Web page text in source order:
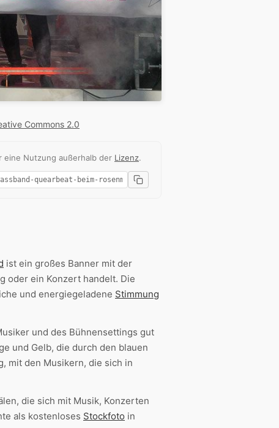
Commons 2.0
eine Nutzung außerhalb der Lizenz.
ist ein großes Banner mit der
oder ein Konzert handelt. Die
und energiegeladene Stimmung
und des Bühnensettings gut
und Gelb, die durch den blauen
mit den Musikern, die sich in
die sich mit Musik, Konzerten
als kostenloses Stockfoto in